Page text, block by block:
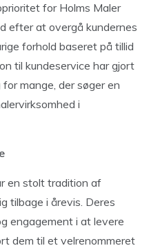
for Holms Maler
efter at overgå kundernes
forhold baseret på tillid
til kundeservice har gjort
mange, der søger en
i
en stolt tradition af
tilbage i årevis. Deres
engagement i at levere
dem til et velrenommeret